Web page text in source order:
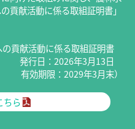
貢献活動に係る取組証明書」
の貢献活動に係る取組証明書
発行日：2026年3月13日
有効期限：2029年3月末）
ちら